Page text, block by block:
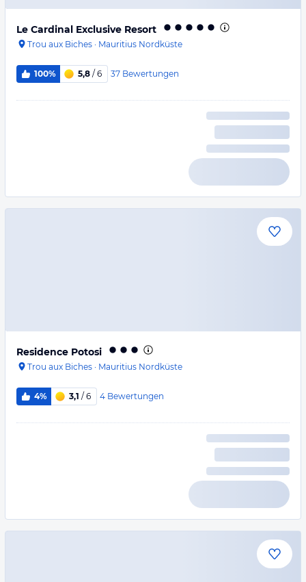
Le Cardinal Exclusive Resort
Trou aux Biches · Mauritius Nordküste
100% 5,8 / 6 37 Bewertungen
Residence Potosi
Trou aux Biches · Mauritius Nordküste
4% 3,1 / 6 4 Bewertungen